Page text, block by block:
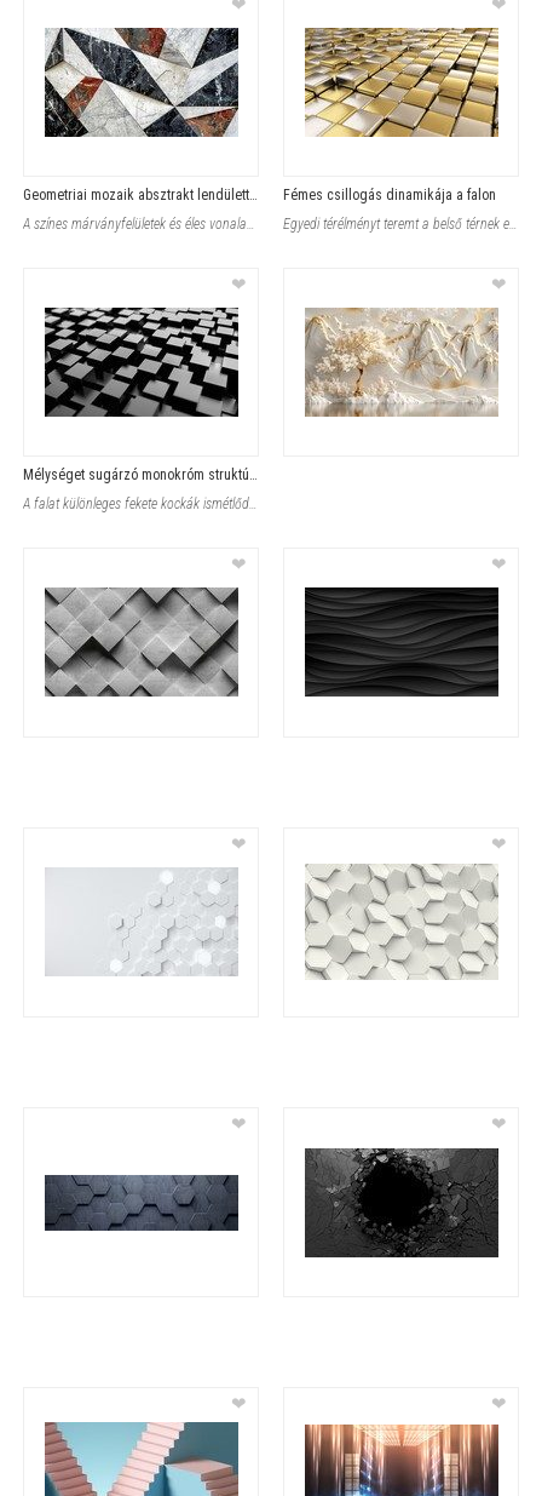
❤
Geometriai mozaik absztrakt lendülettel
A színes márványfelületek és éles vonalak játékos kombinációja kel él
❤
Fémes csillogás dinamikája a falon
Egyedi térélményt teremt a belső térnek ez a dinamikus Fotótapéta, mely a
❤
Mélységet sugárzó monokróm struktúra
A falat különleges fekete kockák ismétlődő 3D-s geometriai mintája borít
❤
❤ ❤
❤ ❤
❤ ❤
❤ ❤